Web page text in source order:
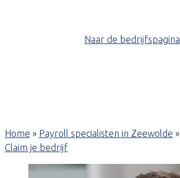
Naar de bedrijfspagina
Home » Payroll specialisten in Zeewolde »
Claim je bedrijf